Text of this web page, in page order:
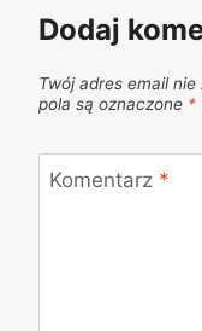
Dodaj
Twój adres email
pola są oznaczone *
Komentarz *